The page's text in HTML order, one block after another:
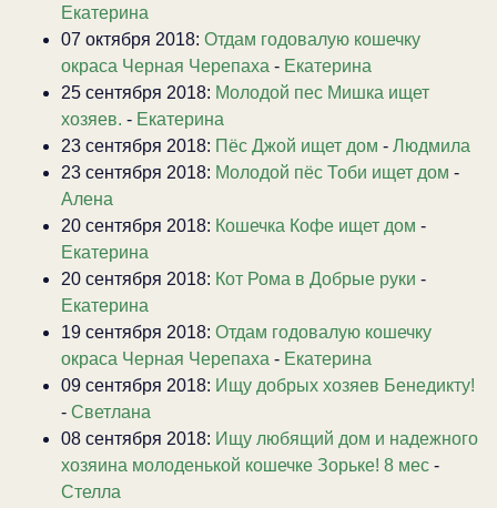
Екатерина
07 октября 2018: Отдам годовалую кошечку
окраса Черная Черепаха - Екатерина
25 сентября 2018: Молодой пес Мишка ищет
хозяев. - Екатерина
23 сентября 2018: Пёс Джой ищет дом - Людмила
23 сентября 2018: Молодой пёс Тоби ищет дом -
Алена
20 сентября 2018: Кошечка Кофе ищет дом -
Екатерина
20 сентября 2018: Кот Рома в Добрые руки -
Екатерина
19 сентября 2018: Отдам годовалую кошечку
окраса Черная Черепаха - Екатерина
09 сентября 2018: Ищу добрых хозяев Бенедикту!
- Светлана
08 сентября 2018: Ищу любящий дом и надежного
хозяина молоденькой кошечке Зорьке! 8 мес -
Стелла